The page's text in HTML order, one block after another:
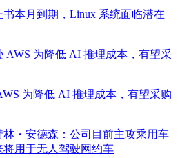
本月到期，Linux 系统面临潜在
为降低 AI 推理成本，有望采购